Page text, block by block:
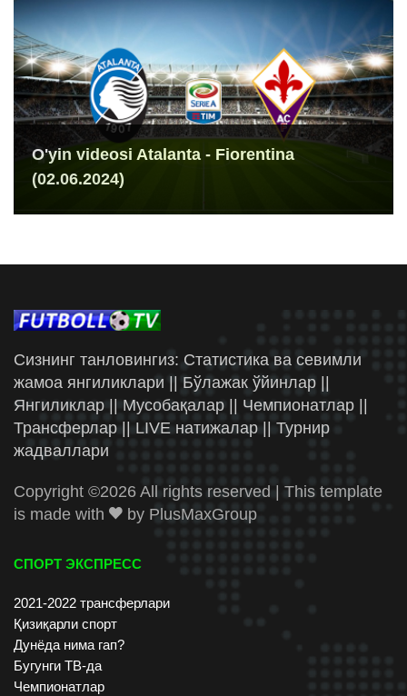
O'yin videosi Atalanta - Fiorentina
(02.06.2024)
Сизнинг танловингиз: Статистика ва севимли
жамоа янгиликлари || Бўлажак ўйинлар ||
Янгиликлар || Мусобақалар || Чемпионатлар ||
Трансферлар || LIVE натижалар || Турнир
жадваллари
Copyright ©2026 All rights reserved | This template
is made with
by PlusMaxGroup
СПОРТ ЭКСПРЕСС
2021-2022 трансферлари
Қизиқарли спорт
Дунёда нима гап?
Бугунги ТВ-да
Чемпионатлар